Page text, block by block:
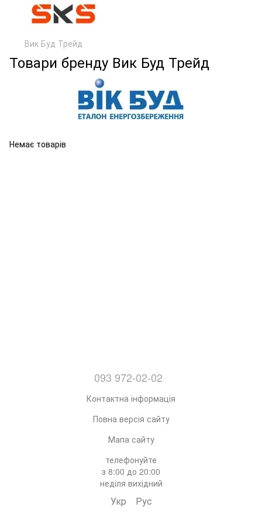
Вик Буд Трейд
Товари бренду Вик Буд Трейд
Немає товарів
093 972-02-02
Контактна інформація
Повна версія сайту
Мапа сайту
телефонуйте
з 8:00 до 20:00
неділя вихідний
Укр Рус